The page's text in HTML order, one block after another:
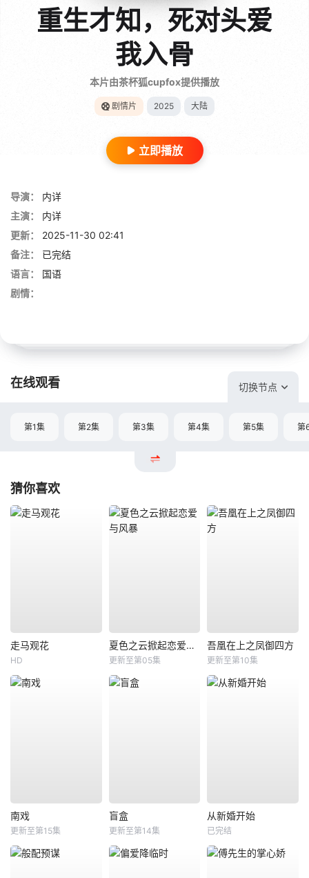
重生才知，死对头爱
我入骨
本片由茶杯狐cupfox提供播放
剧情片 2025 大陆
立即播放
导演：
内详
主演：
内详
更新：
2025-11-30 02:41
备注：
已完结
语言：
国语
剧情：
在线观看 切换节点
第1集 第2集 第3集 第4集 第5集 第
猜你喜欢
走马观花
HD
夏色之云掀起恋爱与风暴
更新至第05集
吾凰在上之凤御四方
更新至第10集
南戏
更新至第15集
盲盒
更新至第14集
从新婚开始
已完结